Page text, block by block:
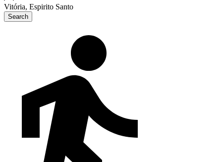
Vitória, Espirito Santo
Search